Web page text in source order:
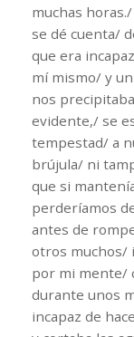
muchas
se dé cuenta/
que era
mí mismo/ y
nos
evidente,/ se
tempestad/ a
brújula/ ni
que si
perderíamos
antes de
otros muchos/
por mi mente/
durante unos
incapaz de